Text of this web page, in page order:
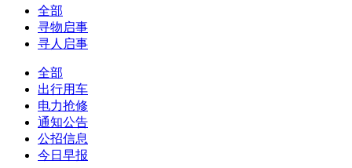
全部
寻物启事
寻人启事
全部
出行用车
电力抢修
通知公告
公招信息
今日早报